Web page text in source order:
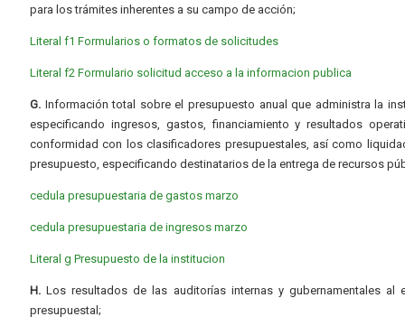
para los trámites inherentes a su campo de acción;
Literal f1 Formularios o formatos de solicitudes
Literal f2 Formulario solicitud acceso a la informacion publica
G. Información total sobre el presupuesto anual que administra la
especificando ingresos, gastos, financiamiento y resultados
conformidad con los clasificadores presupuestales, así como
presupuesto, especificando destinatarios de la entrega de recursos
cedula presupuestaria de gastos marzo
cedula presupuestaria de ingresos marzo
Literal g Presupuesto de la institucion
H. Los resultados de las auditorías internas y gubernamentales al
presupuestal;